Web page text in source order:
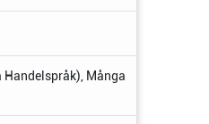
Många